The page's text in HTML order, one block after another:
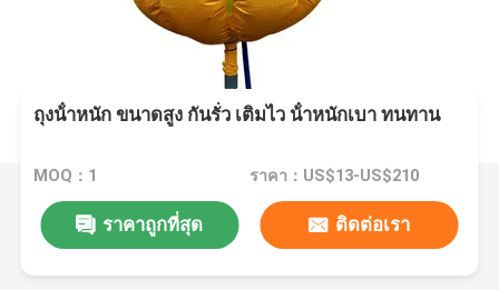
ถุงน้ําหนัก ขนาดสูง กันรั่ว เติมไว น้ําหนักเบา ทนทาน
MOQ：1 ราคา：US$13-US$210
ราคาถูกที่สุด ติดต่อเรา